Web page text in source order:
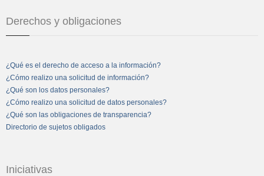
Derechos y obligaciones
¿Qué es el derecho de acceso a la información?
¿Cómo realizo una solicitud de información?
¿Qué son los datos personales?
¿Cómo realizo una solicitud de datos personales?
¿Qué son las obligaciones de transparencia?
Directorio de sujetos obligados
Iniciativas